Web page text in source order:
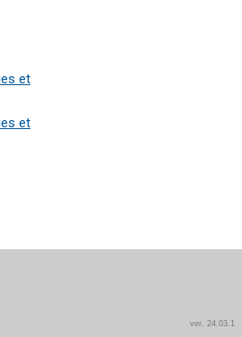
et
et
ver. 24.03.1